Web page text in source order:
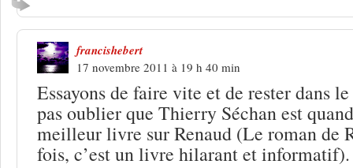
francishebert
17 novembre 2011 à 19 h 40 min
Essayons de faire vite et de rester dans
pas oublier que Thierry Séchan est
meilleur livre sur Renaud (Le roman de
fois, c’est un livre hilarant et informatif).